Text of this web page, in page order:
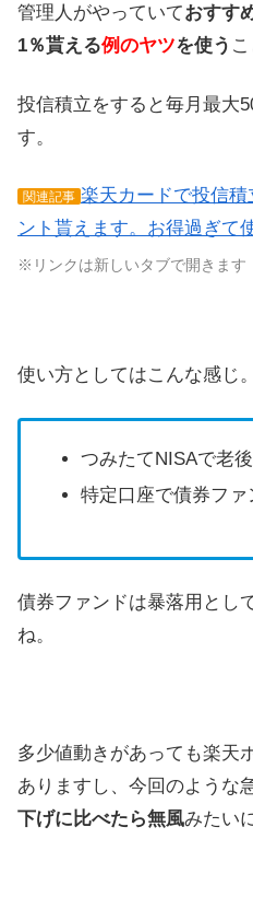
管理人がやっていておすす
1％貰える例のヤツを使う こ
投信積立をすると毎月最大
す。
関連記事 楽天カードで投信積
ント貰えます。お得過ぎて
※リンクは新しいタブで開きます
使い方としてはこんな感じ。
つみたてNISAで老
特定口座で債券ファ
債券ファンドは暴落用とし
ね。
多少値動きがあっても楽天
ありますし、今回のような
下げに比べたら無風みたい